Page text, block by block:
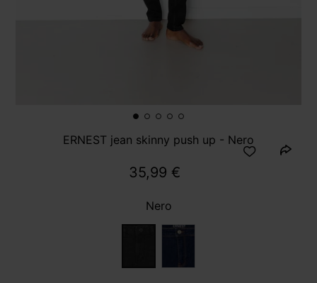
ERNEST jean skinny push up - Nero
35,99 €
Nero